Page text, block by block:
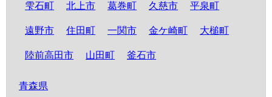
雫石町 北上市 葛巻町 久慈市 平泉町
遠野市 住田町 一関市 金ケ崎町 大槌町
陸前高田市 山田町 釜石市
青森県